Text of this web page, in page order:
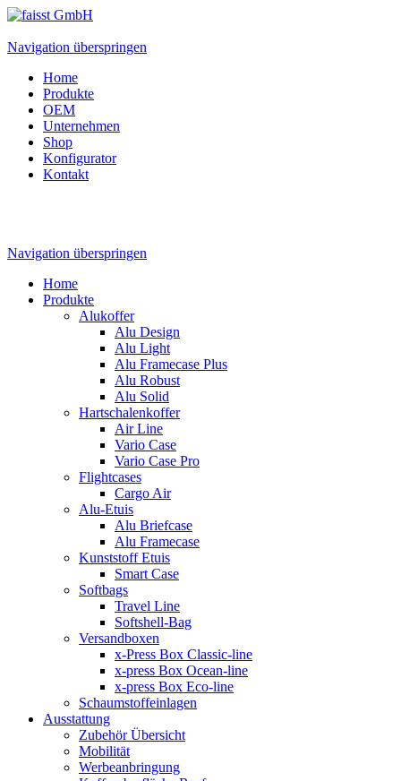
Navigation überspringen
Home
Produkte
OEM
Unternehmen
Shop
Konfigurator
Kontakt
Navigation überspringen
Home
Produkte
Alukoffer
Alu Design
Alu Light
Alu Framecase Plus
Alu Robust
Alu Solid
Hartschalenkoffer
Air Line
Vario Case
Vario Case Pro
Flightcases
Cargo Air
Alu-Etuis
Alu Briefcase
Alu Framecase
Kunststoff Etuis
Smart Case
Softbags
Travel Line
Softshell-Bag
Versandboxen
x-Press Box Classic-line
x-press Box Ocean-line
x-press Box Eco-line
Schaumstoffeinlagen
Ausstattung
Zubehör Übersicht
Mobilität
Werbeanbringung